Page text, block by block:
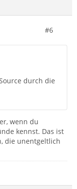
#6
durch die
wenn du
kennst. Das ist
die unentgeltlich